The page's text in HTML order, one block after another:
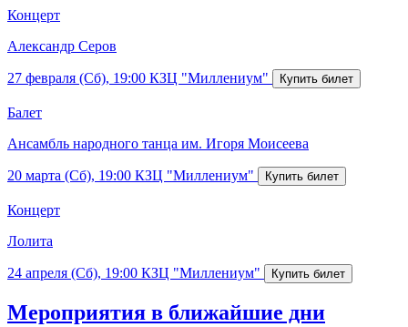
Концерт
Александр Серов
27 февраля (Сб), 19:00 КЗЦ "Миллениум"
Балет
Ансамбль народного танца им. Игоря Моисеева
20 марта (Сб), 19:00 КЗЦ "Миллениум"
Концерт
Лолита
24 апреля (Сб), 19:00 КЗЦ "Миллениум"
Мероприятия в ближайшие дни